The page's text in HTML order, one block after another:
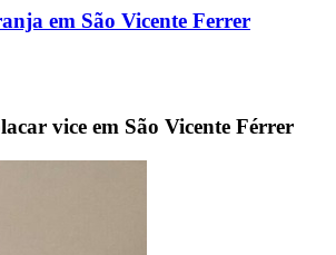
em São Vicente Ferrer
vice em São Vicente Férrer